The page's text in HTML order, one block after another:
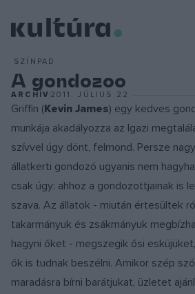
SZÍNPAD
A gondozoo
ARCHÍV2011. JÚLIUS 22.
Griffin (Kevin James) egy kedves
munkája akadályozza az Igazi
szívvel úgy dönt, felmond. Persze
állatkerti gondozó ugyanis nem
csak úgy: ahhoz a gondozottjainak is
szava. Az állatok - miután értesültek
takarmányuk és zsákmányuk
hagyni őket - megszegik ősi
ők is tudnak beszélni. Amikor szép
maradásra bírni barátjukat, üzletet